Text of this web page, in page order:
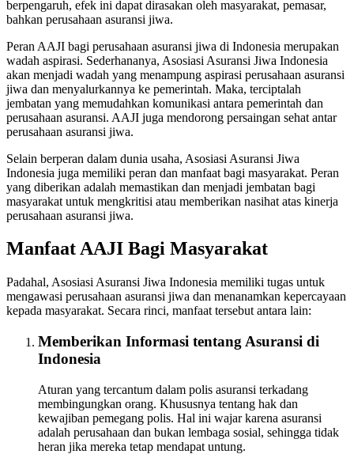
berpengaruh, efek ini dapat dirasakan oleh masyarakat, pemasar,
bahkan perusahaan asuransi jiwa.
Peran AAJI bagi perusahaan asuransi jiwa di Indonesia merupakan
wadah aspirasi. Sederhananya, Asosiasi Asuransi Jiwa Indonesia
akan menjadi wadah yang menampung aspirasi perusahaan asuransi
jiwa dan menyalurkannya ke pemerintah. Maka, terciptalah
jembatan yang memudahkan komunikasi antara pemerintah dan
perusahaan asuransi. AAJI juga mendorong persaingan sehat antar
perusahaan asuransi jiwa.
Selain berperan dalam dunia usaha, Asosiasi Asuransi Jiwa
Indonesia juga memiliki peran dan manfaat bagi masyarakat. Peran
yang diberikan adalah memastikan dan menjadi jembatan bagi
masyarakat untuk mengkritisi atau memberikan nasihat atas kinerja
perusahaan asuransi jiwa.
Manfaat AAJI Bagi Masyarakat
Padahal, Asosiasi Asuransi Jiwa Indonesia memiliki tugas untuk
mengawasi perusahaan asuransi jiwa dan menanamkan kepercayaan
kepada masyarakat. Secara rinci, manfaat tersebut antara lain:
Memberikan Informasi tentang Asuransi di
Indonesia
Aturan yang tercantum dalam polis asuransi terkadang
membingungkan orang. Khususnya tentang hak dan
kewajiban pemegang polis. Hal ini wajar karena asuransi
adalah perusahaan dan bukan lembaga sosial, sehingga tidak
heran jika mereka tetap mendapat untung.